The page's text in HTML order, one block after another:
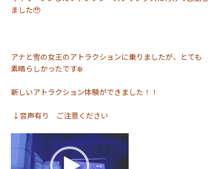
ました🥹
アナと雪の女王のアトラクションに乗りましたが、とても
素晴らしかったです❄️
新しいアトラクション体験ができました！！
↓音声有り ご注意ください